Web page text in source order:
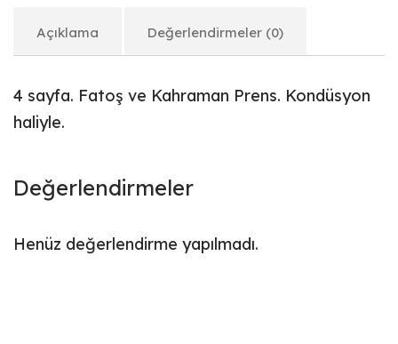
Açıklama Değerlendirmeler (0)
4 sayfa. Fatoş ve Kahraman Prens. Kondüsyon
haliyle.
Değerlendirmeler
Henüz değerlendirme yapılmadı.